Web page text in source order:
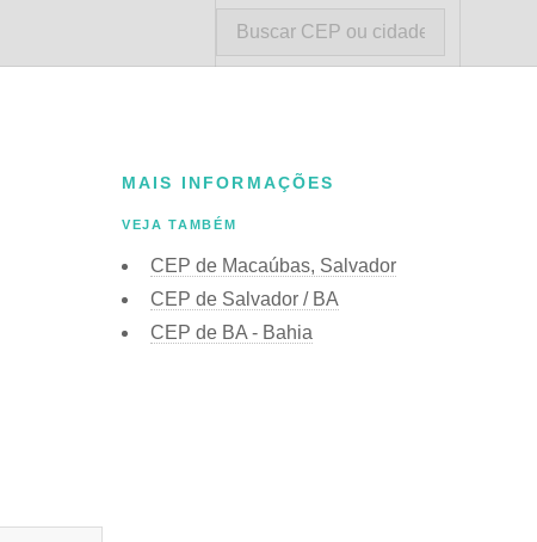
MAIS INFORMAÇÕES
VEJA TAMBÉM
CEP de Macaúbas, Salvador
CEP de Salvador / BA
CEP de BA - Bahia